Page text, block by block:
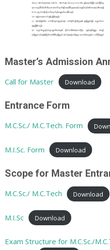
Master’s Admission
Call for Master Download
Entrance Form
M.C.Sc./ M.C.Tech. Form
M.I.Sc. Form Download
Scope for Master
M.C.Sc./ M.C.Tech Download
M.I.Sc Download
Exam Structure for M.C.Sc./